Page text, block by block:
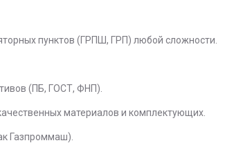
пунктов (ГРПШ, ГРП) любой сложности.
(ПБ, ГОСТ, ФНП).
материалов и комплектующих.
Газпроммаш).